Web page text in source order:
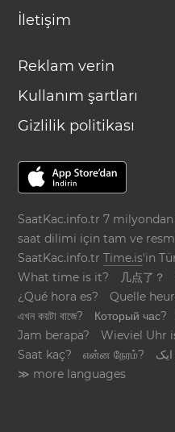
İletişim
Reklam verin
Kullanım şartları
Gizlilik politikası
SaatKac.info.tr 7
saat dilimi için tam ve
SaatKac.info.trTime.is'in
What time is it?
几点了？
¿Qué hora es?
Quelle
এখন কয়টা বাজে?
Который час?
Jam berapa?
Wieviel Uhr
Saat kaç?
என்ன நேரம்?
≫ more languages